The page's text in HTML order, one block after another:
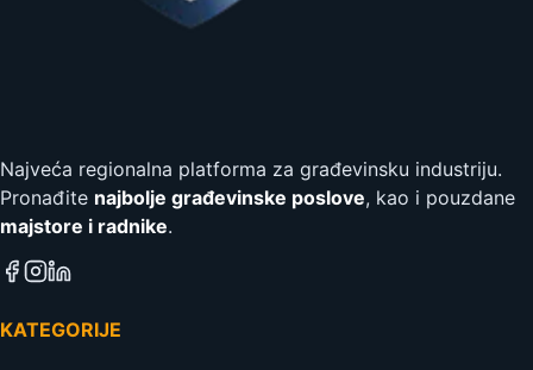
Najveća regionalna platforma za građevinsku industriju.
Pronađite najbolje građevinske poslove, kao i pouzdane
majstore i radnike.
KATEGORIJE